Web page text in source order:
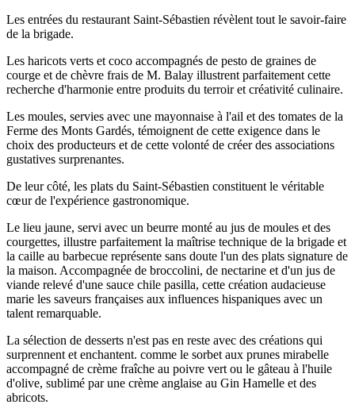
Les entrées du restaurant Saint-Sébastien révèlent tout le savoir-faire
de la brigade.
Les haricots verts et coco accompagnés de pesto de graines de
courge et de chèvre frais de M. Balay illustrent parfaitement cette
recherche d'harmonie entre produits du terroir et créativité culinaire.
Les moules, servies avec une mayonnaise à l'ail et des tomates de la
Ferme des Monts Gardés, témoignent de cette exigence dans le
choix des producteurs et de cette volonté de créer des associations
gustatives surprenantes.
De leur côté, les plats du Saint-Sébastien constituent le véritable
cœur de l'expérience gastronomique.
Le lieu jaune, servi avec un beurre monté au jus de moules et des
courgettes, illustre parfaitement la maîtrise technique de la brigade et
la caille au barbecue représente sans doute l'un des plats signature de
la maison. Accompagnée de broccolini, de nectarine et d'un jus de
viande relevé d'une sauce chile pasilla, cette création audacieuse
marie les saveurs françaises aux influences hispaniques avec un
talent remarquable.
La sélection de desserts n'est pas en reste avec des créations qui
surprennent et enchantent. comme le sorbet aux prunes mirabelle
accompagné de crème fraîche au poivre vert ou le gâteau à l'huile
d'olive, sublimé par une crème anglaise au Gin Hamelle et des
abricots.